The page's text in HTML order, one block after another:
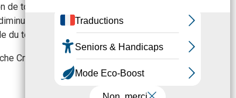
touches Ctrl + - permet quant à
la taille des caractères par
texte par défaut.
Cmd pour effectuer les mêmes